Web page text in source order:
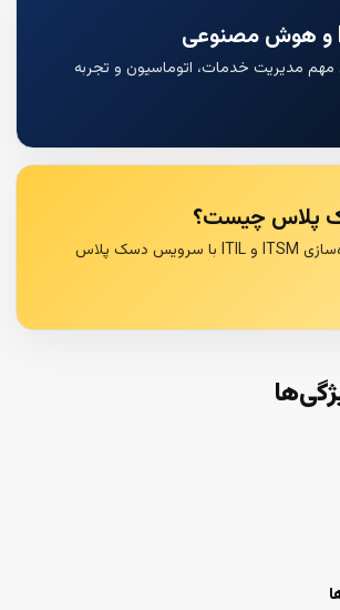
مهم مدیریت خدمات، اتوماسیون و تجربه
پلاس چیست؟
معرفی مسیر پیاده‌سازی ITSM و ITIL با سرویس دسک پلاس